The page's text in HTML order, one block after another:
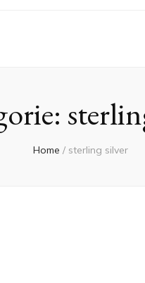
Home / sterling silver